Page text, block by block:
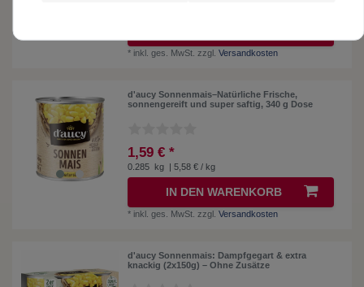
* inkl. ges. MwSt. zzgl.Versandkosten
d'aucy Sonnenmais–Natürliche Frische,
sonnengereift und super saftig, 340 g Dose
1,59 € *
0.285 kg | 5,58 € / kg
IN DEN WARENKORB
* inkl. ges. MwSt. zzgl.Versandkosten
d'aucy Sonnenmais: Dampfgegart & extra
knackig (2x150g) – Ohne Zusätze